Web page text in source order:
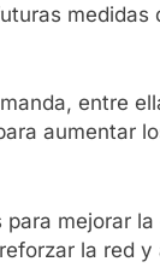
entre
aumentar
mejorar
la red